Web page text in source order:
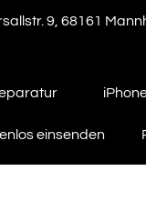
9, 68161
einsenden